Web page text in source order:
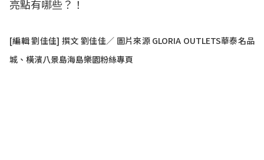
亮點有哪些？！
[編輯 劉佳佳] 撰文 劉佳佳／ 圖片來源 GLORIA OUTLETS華泰名品
城、橫濱八景島海島樂園粉絲專頁